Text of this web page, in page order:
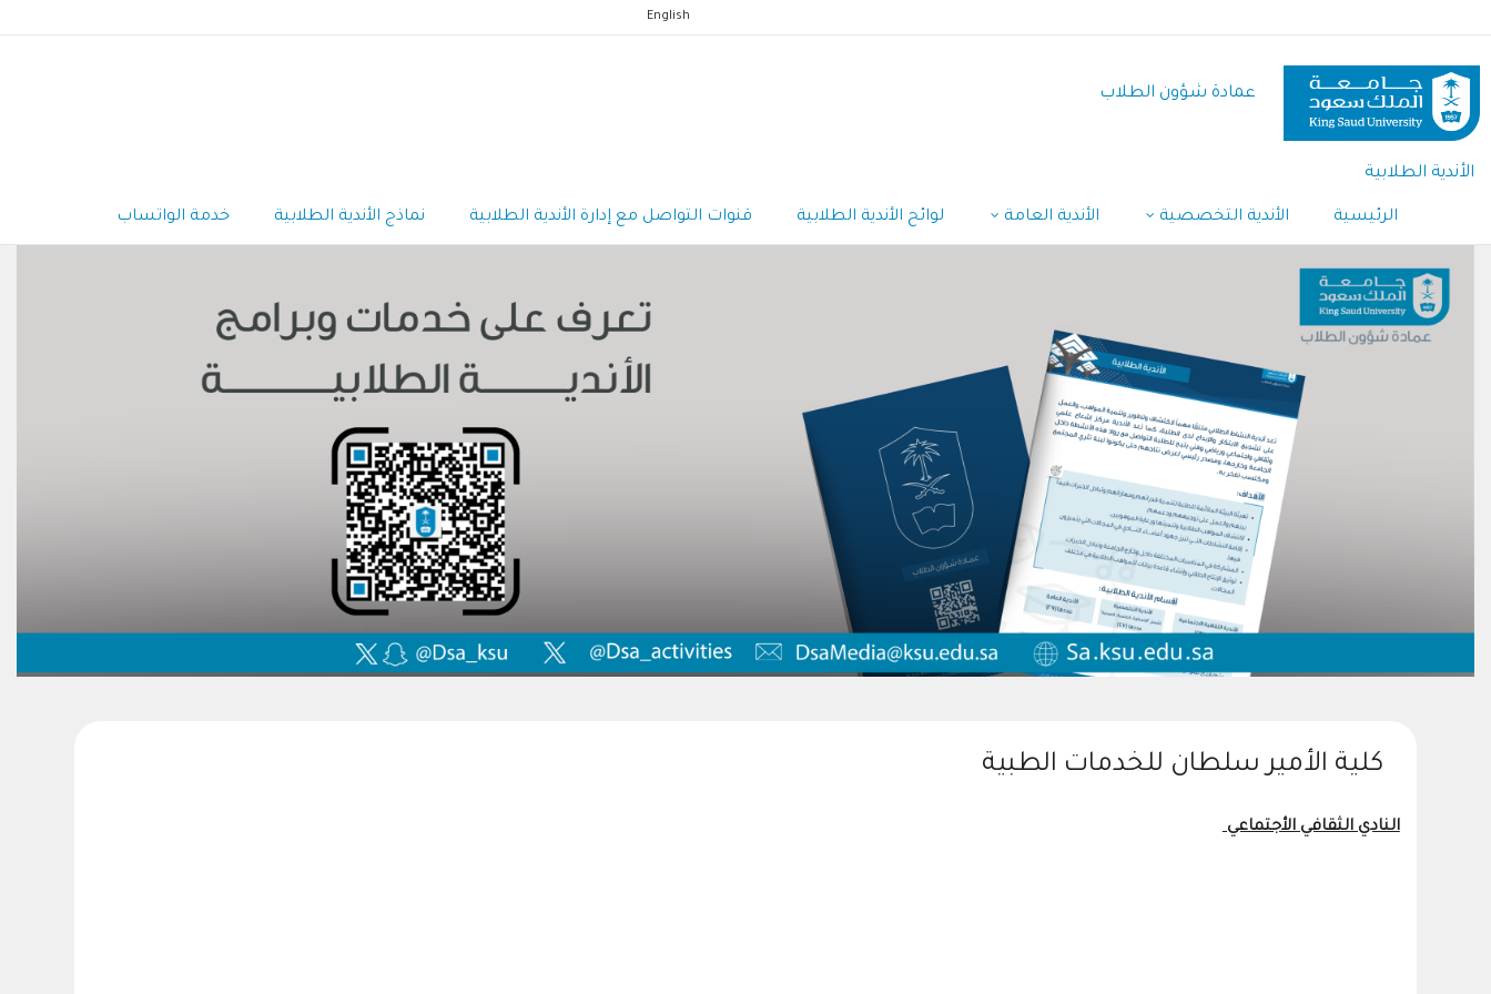
المحتوى
الرئيسي
English
عمادة شؤون الطلاب
الأندية الطلابية
الرئيسية الأندية التخصصية الأندية العامة لوائح الأندية الطلابية قنوات التواصل مع إدارة الأندية الطلابية نماذج الأندية الطلابية خدمة الواتساب
كلية الأمير سلطان للخدمات الطبية
النادي الثقافي الأجتماعي